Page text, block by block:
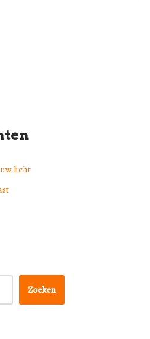
licht
Zoeken